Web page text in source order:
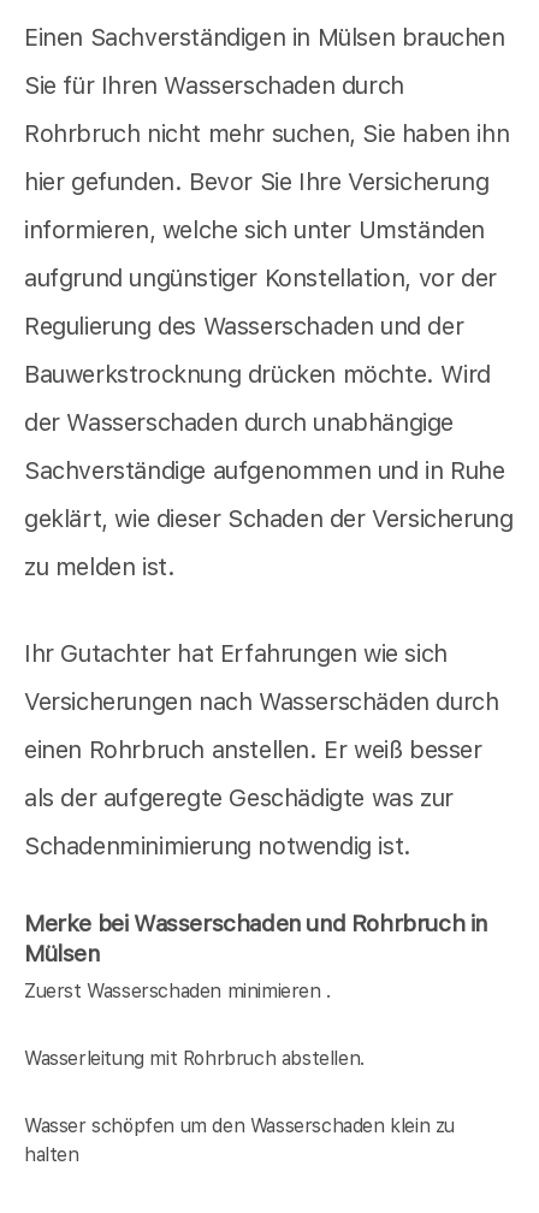
Einen Sachverständigen in Mülsen brauchen
Sie für Ihren Wasserschaden durch
Rohrbruch nicht mehr suchen, Sie haben ihn
hier gefunden. Bevor Sie Ihre Versicherung
informieren, welche sich unter Umständen
aufgrund ungünstiger Konstellation, vor der
Regulierung des Wasserschaden und der
Bauwerkstrocknung drücken möchte. Wird
der Wasserschaden durch unabhängige
Sachverständige aufgenommen und in Ruhe
geklärt, wie dieser Schaden der Versicherung
zu melden ist.
Ihr Gutachter hat Erfahrungen wie sich
Versicherungen nach Wasserschäden durch
einen Rohrbruch anstellen. Er weiß besser
als der aufgeregte Geschädigte was zur
Schadenminimierung notwendig ist.
Merke bei Wasserschaden und Rohrbruch in
Mülsen
Zuerst Wasserschaden minimieren .
Wasserleitung mit Rohrbruch abstellen.
Wasser schöpfen um den Wasserschaden klein zu
halten